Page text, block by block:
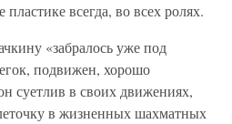
пластике всегда, во всех ролях.
«забралось уже под
подвижен, хорошо
суетлив в своих движениях,
в жизненных шахматных